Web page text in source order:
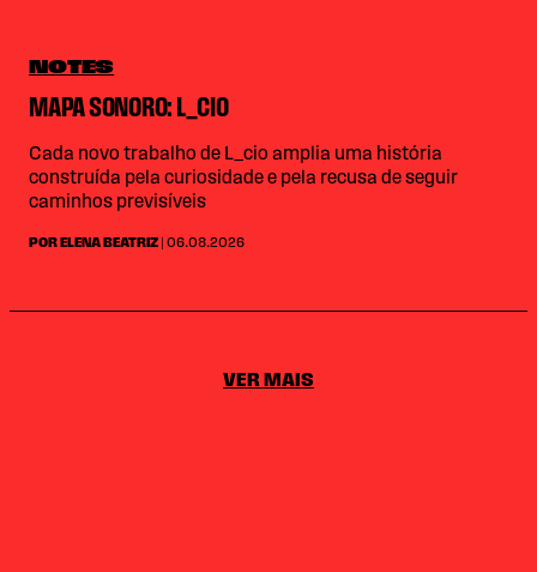
NOTES
MAPA SONORO: L_CIO
Cada novo trabalho de L_cio amplia uma história
construída pela curiosidade e pela recusa de seguir
caminhos previsíveis
POR ELENA BEATRIZ | 06.08.2026
VER MAIS